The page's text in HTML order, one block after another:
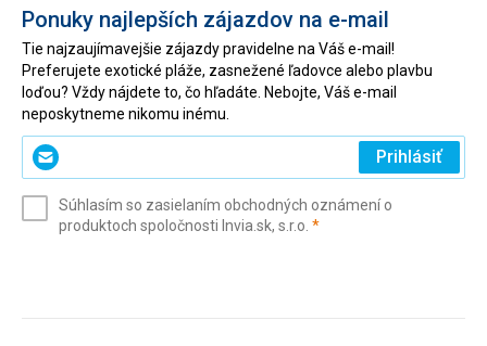
Ponuky najlepších zájazdov na e-mail
Tie najzaujímavejšie zájazdy pravidelne na Váš e-mail!
Preferujete exotické pláže, zasnežené ľadovce alebo plavbu
loďou? Vždy nájdete to, čo hľadáte. Nebojte, Váš e-mail
neposkytneme nikomu inému.
Zadajte
svoj
(povinné)
Prihlásiť
Súhlasím so zasielaním obchodných oznámení o
produktoch spoločnosti Invia.sk, s.r.o. *(povinné)